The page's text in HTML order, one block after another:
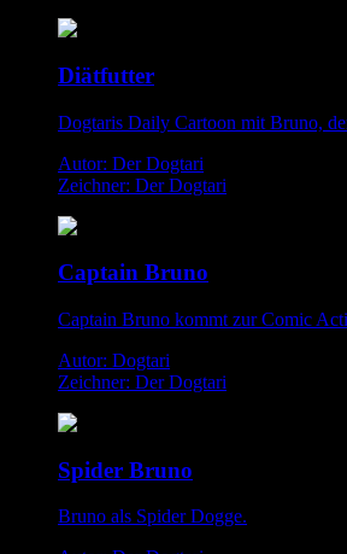
Diätfutter
Dogtaris Daily Cartoon mit Bruno,
Autor: Der Dogtari
Zeichner: Der Dogtari
Captain Bruno
Captain Bruno kommt zur Comic
Autor: Dogtari
Zeichner: Der Dogtari
Spider Bruno
Bruno als Spider Dogge.